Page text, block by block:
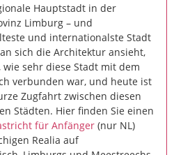
Hauptstadt in der
Limburg – und
und internationalste Stadt
sich die Architektur ansieht,
sehr diese Stadt mit dem
verbunden war, und heute ist
Zugfahrt zwischen diesen
Städten. Hier finden Sie einen
für Anfänger (nur NL)
Realia auf